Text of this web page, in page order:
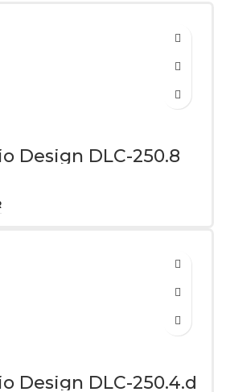
Design DLC-250.8
Design DLC-250.4.d